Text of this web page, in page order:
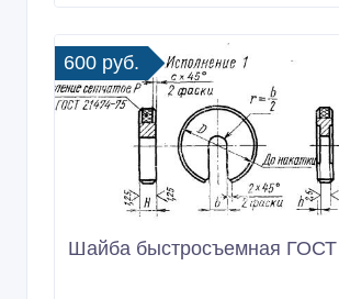
600 руб.
Шайба быстросъемная ГОСТ